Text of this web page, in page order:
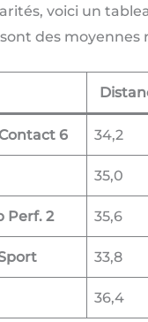
voici un
des
6 34,2
35,0
Perf. 2 35,6
33,8
36,4